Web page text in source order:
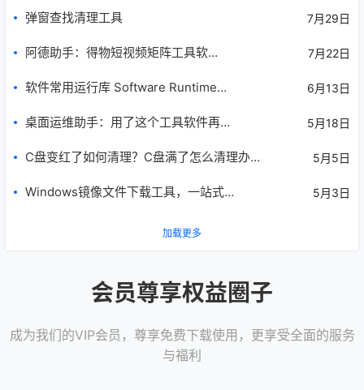
弹窗查找清理工具 7月29日
阿德助手：得物短视频矩阵工具软
7月22日
软件常用运行库 Software Runtime
6月13日
桌面运维助手：用了这个工具软件再也
5月18日
C盘变红了如何清理？C盘满了怎么清理办
5月5日
Windows镜像文件下载工具，一站式解
5月3日
加载更多
会员尊享权益圈子
成为我们的VIP会员，尊享免费下载使用，更享受全面的服务
与福利